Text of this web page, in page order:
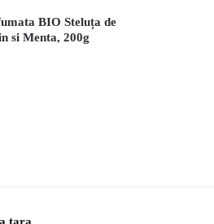
BIO Steluța de
si Menta, 200g